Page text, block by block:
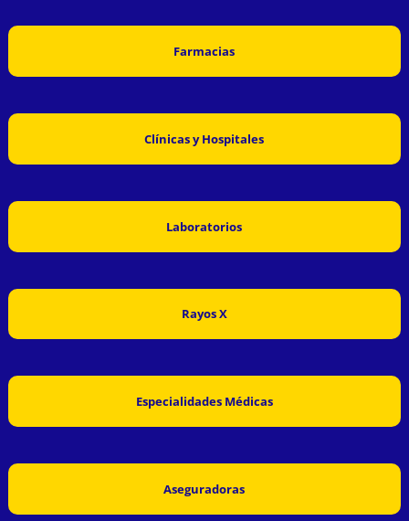
Farmacias
Clínicas y Hospitales
Laboratorios
Rayos X
Especialidades Médicas
Aseguradoras